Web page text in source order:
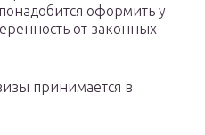
оформить у
от законных
принимается в